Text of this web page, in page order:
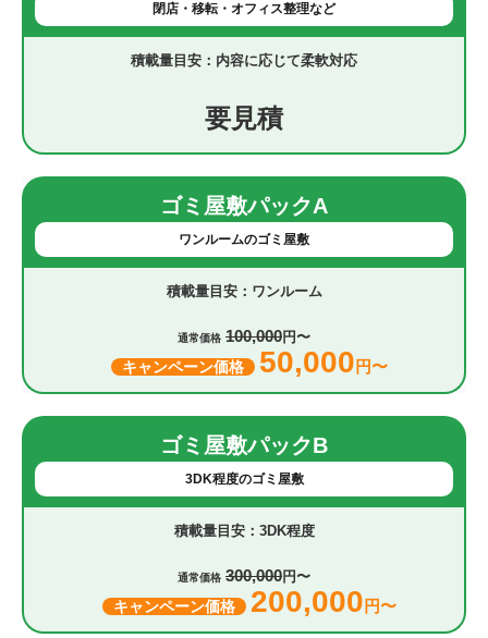
閉店・移転・オフィス整理など
内容に応じて柔軟対応
要見積
ゴミ屋敷パックA
ワンルームのゴミ屋敷
ワンルーム
通常価格 100,000円〜
キャンペーン価格 50,000 円〜
ゴミ屋敷パックB
3DK程度のゴミ屋敷
3DK程度
通常価格 300,000円〜
キャンペーン価格 200,000 円〜